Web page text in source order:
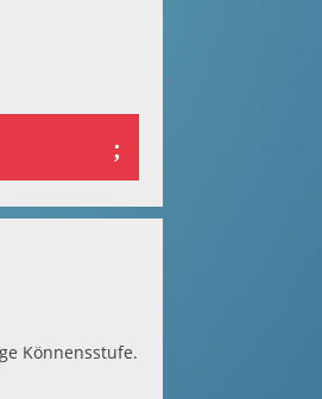
Könnensstufe.